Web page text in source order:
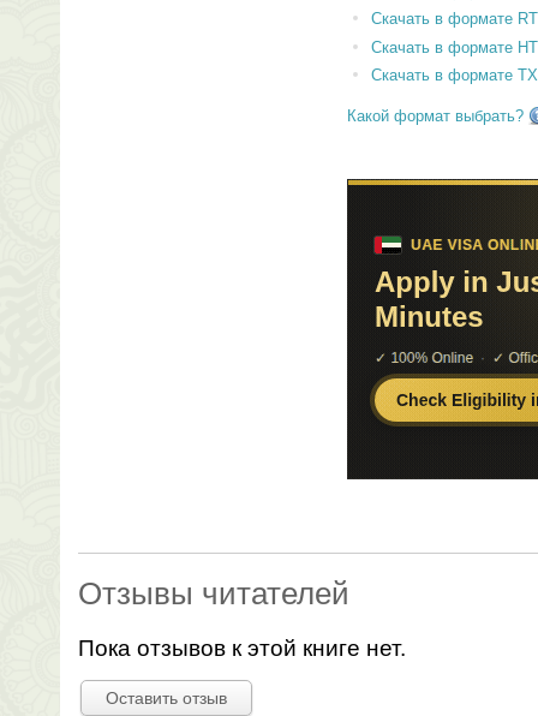
Скачать в формате
Скачать в формате
Скачать в формате
Какой формат выбрать?
Отзывы читателей
Пока отзывов к этой книге нет.
Оставить отзыв